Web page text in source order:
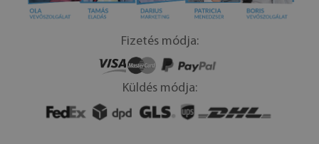
Fizetés módja:
Küldés módja: